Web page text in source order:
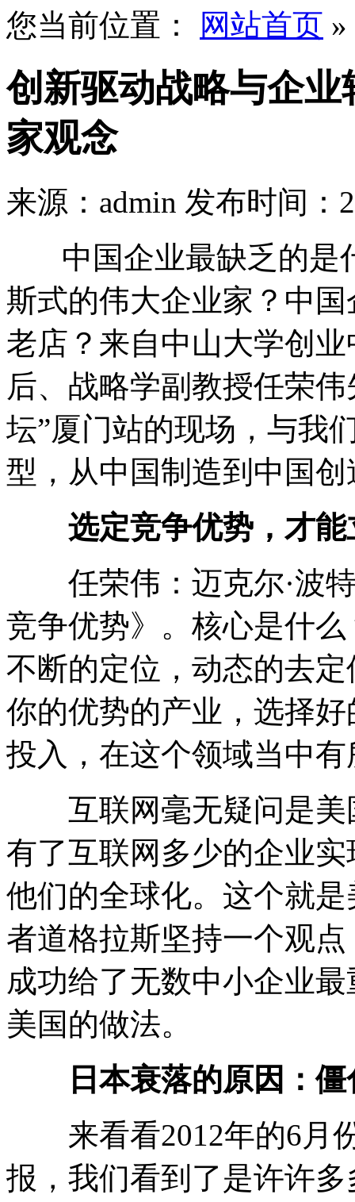
您当前位置：
网站首页 »
创新驱动战略与企
家观念
来源：admin 发布时间
中国企业最缺乏的是
斯式的伟大企业家？中
老店？来自中山大学创
后、战略学副教授任荣
坛”厦门站的现场，与我
型，从中国制造到中国
选定竞争优势，才
任荣伟：迈克尔·波特
竞争优势》。核心是什
不断的定位，动态的去
你的优势的产业，选择
投入，在这个领域当中
互联网毫无疑问是美
有了互联网多少的企业
他们的全球化。这个就
者道格拉斯坚持一个观
成功给了无数中小企业
美国的做法。
日本衰落的原因：
来看看2012年的6月
报，我们看到了是许许